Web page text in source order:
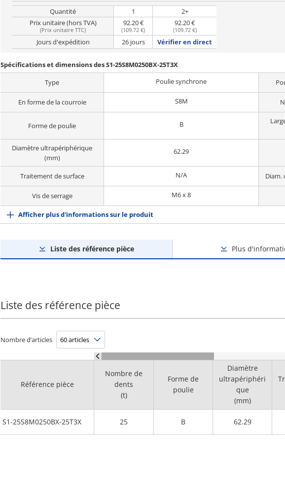
Quantité 1
2+
Prix unitaire (hors TVA)
(Prix unitaire TTC)
92.20 €
(109.72 €)
92.20 €
(109.72 €)
Jours d'expédition 26 jours Vérifier en direct
Spécifications et dimensions des S1-25S8M0250BX-25T3X
Type
Poulie synchrone
En forme de la courroie S8M
Forme de poulie B
Diamètre ultrapériphérique
(mm)
62.29
Traitement de surface N/A Diam.
Vis de serrage M6 x 8
Afficher plus d'informations sur le produit
Liste des référence pièce Plus
Liste des référence pièce
Nombre d’articles
Référence pièce
S1-25S8M0250BX-25T3X
Nombre de
dents
(t)
Forme de
poulie
Diamètre
ultrapériphéri
que
(mm)
25 B 62.29